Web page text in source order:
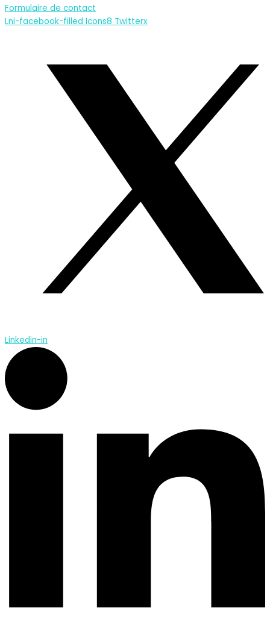
Formulaire de contact
Lni-facebook-filled Icons8 Twitterx
Linkedin-in